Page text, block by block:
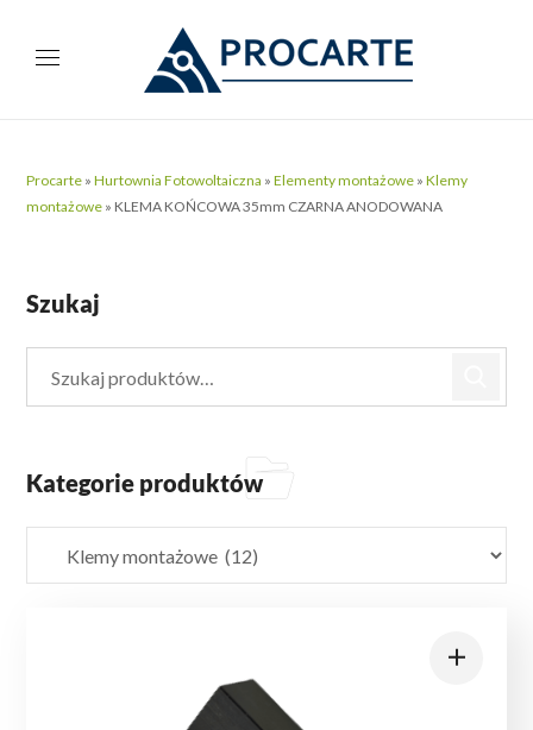
Procarte »Hurtownia Fotowoltaiczna »Elementy montażowe »Klemy
montażowe » KLEMA KOŃCOWA 35mm CZARNA ANODOWANA
Szukaj
Kategorie produktów